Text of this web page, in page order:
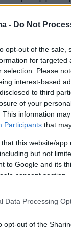
- Do Not
opt-out of the sale,
for targeted
selection. Please
interest-based
to third
of your
This information
Participants that
that this website/
but not
to Google and its
consent section.
Data Processing
opt-out of the
στο
protothema.gr
στο